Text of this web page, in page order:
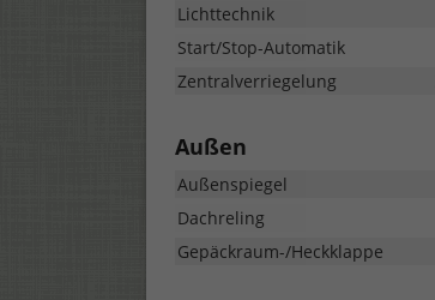
Lichttechnik
Start/Stop-Automatik
Zentralverriegelung
Außen
Außenspiegel
Dachreling
Gepäckraum-/Heckklappe